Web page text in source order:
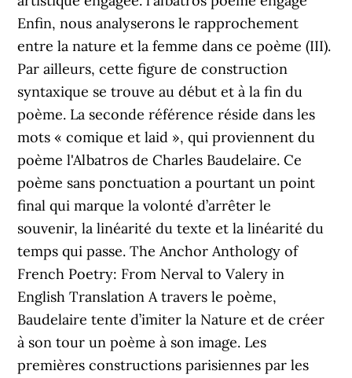
Enfin, nous analyserons le rapprochement
entre la nature et la femme dans ce poème (III).
Par ailleurs, cette figure de construction
syntaxique se trouve au début et à la fin du
poème. La seconde référence réside dans les
mots « comique et laid », qui proviennent du
poème l'Albatros de Charles Baudelaire. Ce
poème sans ponctuation a pourtant un point
final qui marque la volonté d’arrêter le
souvenir, la linéarité du texte et la linéarité du
temps qui passe. The Anchor Anthology of
French Poetry: From Nerval to Valery in
English Translation A travers le poème,
Baudelaire tente d’imiter la Nature et de créer
à son tour un poème à son image. Les
premières constructions parisiennes par les